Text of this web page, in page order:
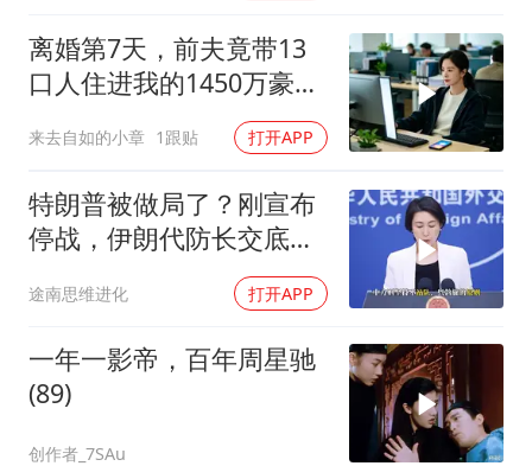
离婚第7天，前夫竟带13
口人住进我的1450万豪
来去自如的小章 1跟贴 打开APP
特朗普被做局了？刚宣布
停战，伊朗代防长交底，
途南思维进化 打开APP
一年一影帝，百年周星驰
(89)
创作者_7SAu